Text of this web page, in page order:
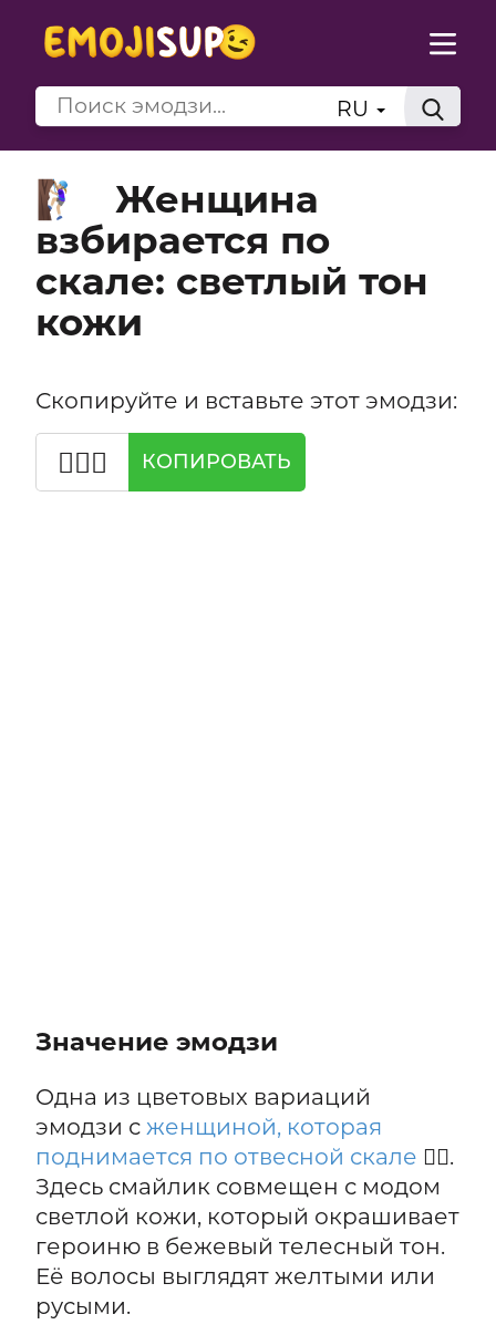
RU
🧗🏼‍♀️
Женщина
взбирается по
скале: светлый тон
кожи
Скопируйте и вставьте этот эмодзи:
🧗🏼‍♀️ КОПИРОВАТЬ
Значение эмодзи
Одна из цветовых вариаций
эмодзи с женщиной, которая
поднимается по отвесной скале 🧗‍♀️.
Здесь смайлик совмещен с модом
светлой кожи, который окрашивает
героиню в бежевый телесный тон.
Её волосы выглядят желтыми или
русыми.